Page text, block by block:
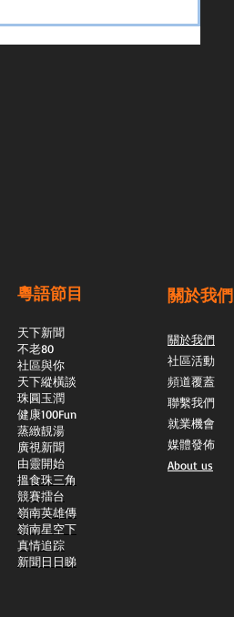
粵語節目
天下新聞
不老80
社區與你
天下縱橫談
​珠圓玉潤
​健康100Fun
蒸緻靚湯
​廣視新聞
由靈開始
搵食珠三角
競賽擂台
嶺南英雄傳
嶺南星空下
真情追踪
新聞日日睇
關於我們
關於我們
社區活動
頻道覆蓋
聯繫我們
就業機會
媒體發佈
About us